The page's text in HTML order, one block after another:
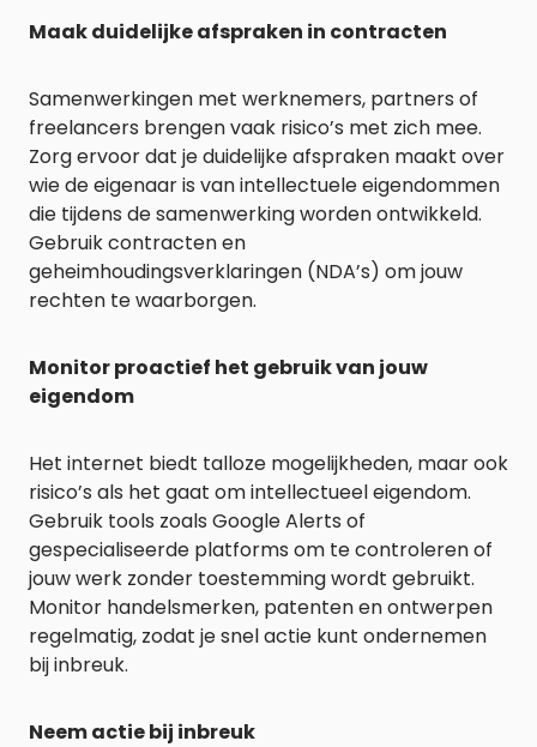
Maak duidelijke afspraken in contracten
Samenwerkingen met werknemers, partners of
freelancers brengen vaak risico’s met zich mee.
Zorg ervoor dat je duidelijke afspraken maakt over
wie de eigenaar is van intellectuele eigendommen
die tijdens de samenwerking worden ontwikkeld.
Gebruik contracten en
geheimhoudingsverklaringen (NDA’s) om jouw
rechten te waarborgen.
Monitor proactief het gebruik van jouw
eigendom
Het internet biedt talloze mogelijkheden, maar ook
risico’s als het gaat om intellectueel eigendom.
Gebruik tools zoals Google Alerts of
gespecialiseerde platforms om te controleren of
jouw werk zonder toestemming wordt gebruikt.
Monitor handelsmerken, patenten en ontwerpen
regelmatig, zodat je snel actie kunt ondernemen
bij inbreuk.
Neem actie bij inbreuk